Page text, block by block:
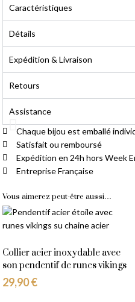
Caractéristiques
Détails
Expédition & Livraison
Retours
Assistance
Livraison Gratuite
Chaque bijou est emballé
Satisfait ou remboursé
Expédition en 24h hors Week
Entreprise Française
Vous aimerez peut-être aussi…
Collier acier inoxydable avec
son pendentif de runes vikings
29,90€